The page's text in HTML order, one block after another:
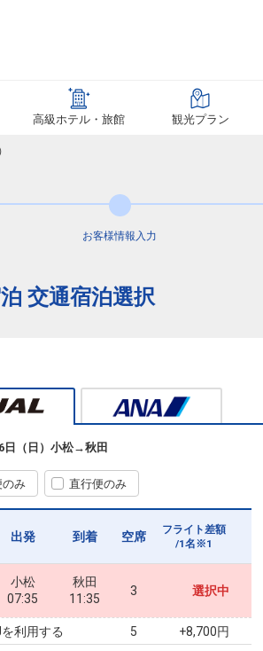
高級ホテル・旅館 観光プラン
お客様情報 入力
交通宿泊選択
（日） 小松→秋田
のみ 直行便のみ
出発 到着 空席
フライト差額
/1名※1
小松
07:35
秋田
11:35
3 選択中
利用する 5 +8,700円